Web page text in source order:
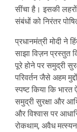
सींचा है। इसकी
संबंधों को निरंतर
प्रधानमंत्री मोदी ने
साझा विज़न प्रस्तुत
पूरे होने पर समुद्री
परिवर्तन जैसे अहम
स्पष्ट किया कि भारत
समुद्री सुरक्षा और
और विश्वास पर
रोकथाम, अवैध